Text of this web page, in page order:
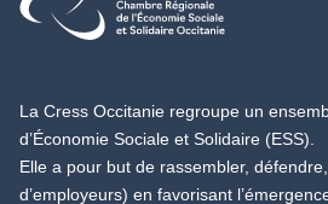
La Cress Occitanie regroupe un
d’Économie Sociale et Solidaire (ESS).
Elle a pour but de rassembler,
d’employeurs) en favorisant